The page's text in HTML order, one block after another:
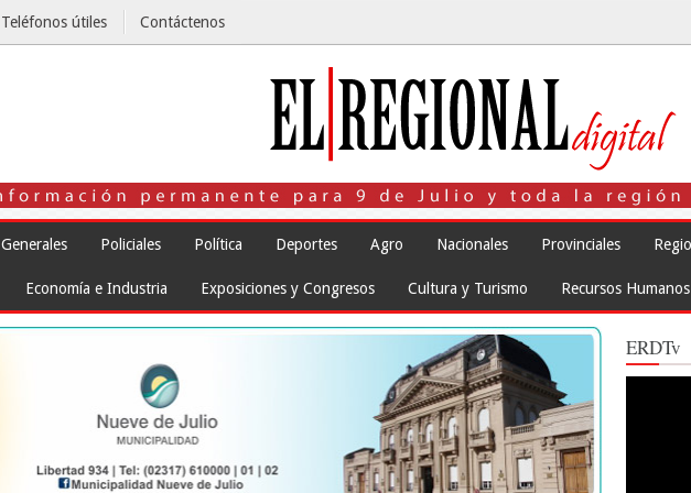
Teléfonos útiles Contáctenos
Generales Policiales Política Deportes Agro Nacionales Provinciales
Economía e Industria Exposiciones y Congresos Cultura y Turismo Recursos Humanos
ERDTv